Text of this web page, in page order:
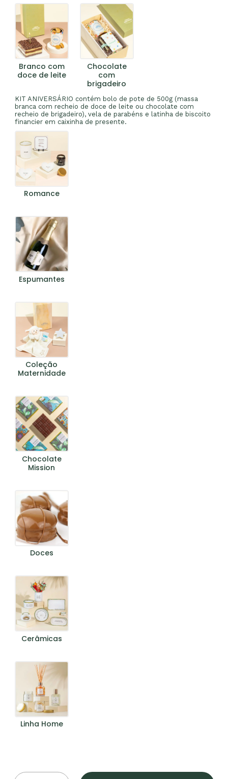
Branco com
doce de leite
Chocolate
com
brigadeiro
KIT ANIVERSÁRIO contém bolo de pote de 500g (massa
branca com recheio de doce de leite ou chocolate com
recheio de brigadeiro), vela de parabéns e latinha de biscoito
financier em caixinha de presente.
Romance
Espumantes
Coleção
Maternidade
Chocolate
Mission
Doces
Cerâmicas
Linha Home